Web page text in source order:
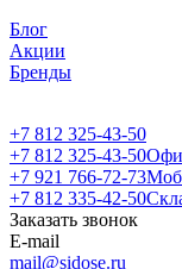
Блог
Акции
Бренды
+7 812 325-43-50
+7 812 325-43-50
+7 921 766-72-73
+7 812 335-42-50
Заказать звонок
E-mail
mail@sidose.ru